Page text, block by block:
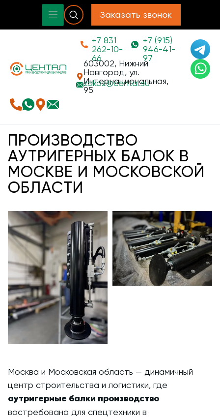
Заказать звонок
+7 831
262-10-
66
+7 (915)
946-41-
97
603002, Нижний
Новгород, ул.
Интернациональная,
95
zakaz@cental.su
ПРОИЗВОДСТВО
АУТРИГЕРНЫХ БАЛОК В
МОСКВЕ И МОСКОВСКОЙ
ОБЛАСТИ
Москва и Московская область — динамичный
центр строительства и логистики, где
аутригерные балки производство
востребовано для спецтехники в